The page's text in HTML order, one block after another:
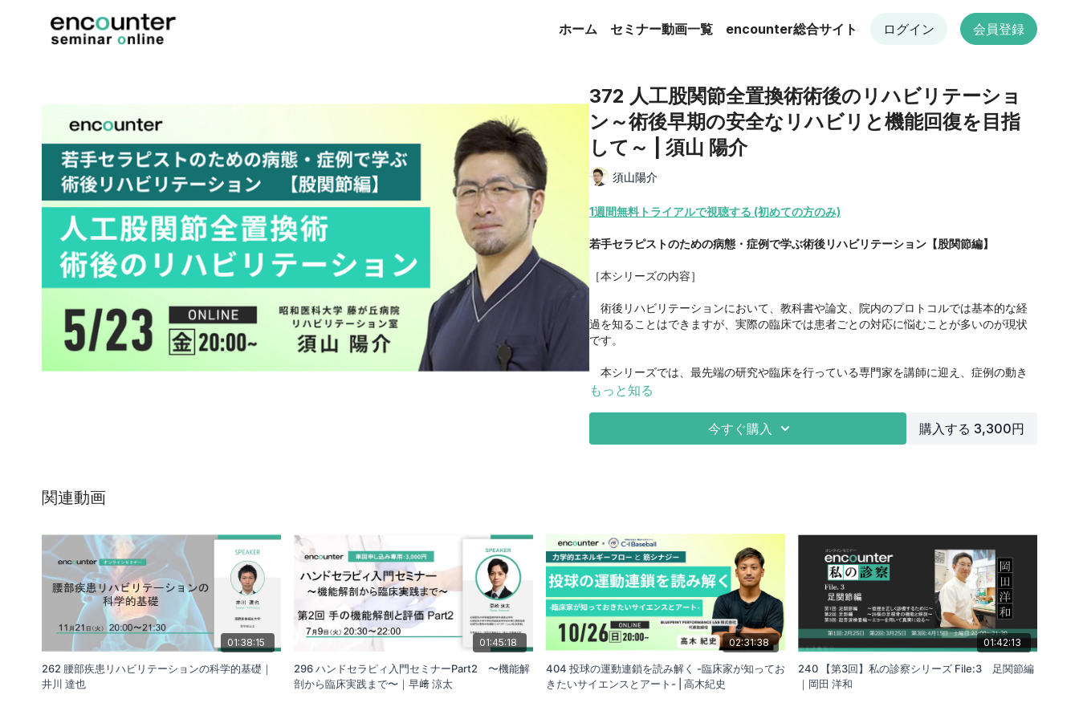
ホーム セミナー動画一覧 encounter総合サイト ログイン 会員登録
372 人工股関節全置換術術後のリハビリテーショ
ン～術後早期の安全なリハビリと機能回復を目指
して～ | 須山 陽介
須山陽介
1週間無料トライアルで視聴する (初めての方のみ)
若手セラピストのための病態・症例で学ぶ術後リハビリテーション【股関節編】
［本シリーズの内容］
術後リハビリテーションにおいて、教科書や論文、院内のプロトコルでは基本的な経
過を知ることはできますが、実際の臨床では患者ごとの対応に悩むことが多いのが現状
です。
本シリーズでは、最先端の研究や臨床を行っている専門家を講師に迎え、症例の動き
やセラピストのハンドリング、治療の実際の考え方を学び、現場での臨床力を高めるこ
節へのアプローチや日常生活動作の改善に向けた取り組みを念頭に置いて対応すること
が重要である。そのため、術式の理解や創部などの疼痛管理、合併症予防とともに急性
期からの治療が長期的にもたらす変化や運動療法を継続の重要性を根拠を持って伝えら
れるような内容をお伝えできればと思います。
もっと知る
今すぐ購入 購入する 3,300円
関連動画
01:38:15
262 腰部疾患リハビリテーションの科学的基礎｜
井川 達也
01:45:18
296 ハンドセラピィ入門セミナーPart2 〜機能解
剖から臨床実践まで〜｜早﨑 涼太
02:31:38
404 投球の運動連鎖を読み解く -臨床家が知ってお
きたいサイエンスとアート- | 高木紀史
01:42:13
240 【第3回】私の診察シリーズ File:3 足関節編
｜岡田 洋和